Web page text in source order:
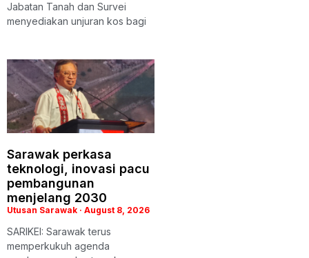
Jabatan Tanah dan Survei
menyediakan unjuran kos bagi
Sarawak perkasa
teknologi, inovasi pacu
pembangunan
menjelang 2030
Utusan Sarawak August 8, 2026
SARIKEI: Sarawak terus
memperkukuh agenda